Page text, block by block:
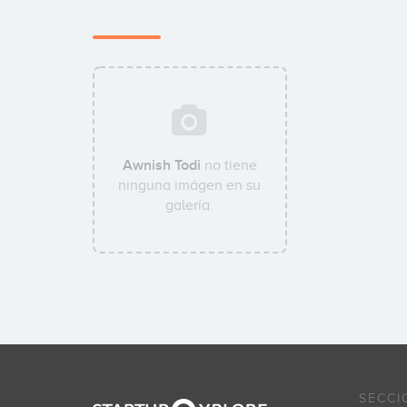
Awnish Todi no tiene
ninguna imágen en su
galería.